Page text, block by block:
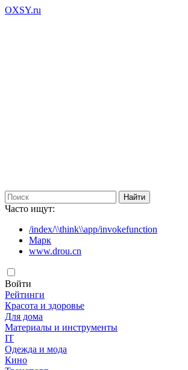
OXSY.ru
Часто ищут:
/index/\\think\\app/invokefunction
Марк
www.drou.cn
Войти
Рейтинги
Красота и здоровье
Для дома
Материалы и инструменты
IT
Одежда и мода
Кино